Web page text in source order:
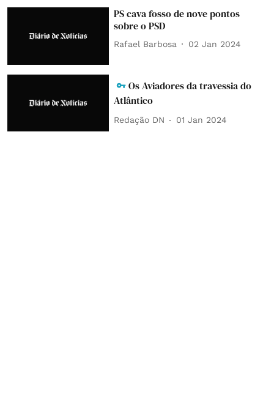
PS cava fosso de nove pontos
sobre o PSD
Rafael Barbosa 02 Jan 2024
Os Aviadores da travessia do
Atlântico
Redação DN 01 Jan 2024